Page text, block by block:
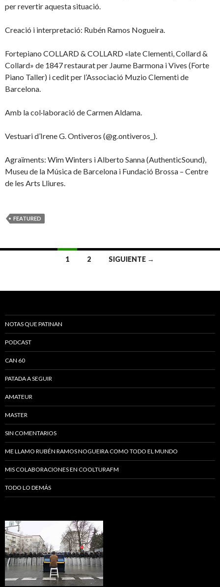
per revertir aquesta situació.
Creació i interpretació: Rubén Ramos Nogueira.
Fortepiano COLLARD & COLLARD «late Clementi, Collard &
Collard» de 1847 restaurat per Jaume Barmona i Vives (Forte
Piano Taller) i cedit per l’Associació Muzio Clementi de
Barcelona.
Amb la col·laboració de Carmen Aldama.
Vestuari d’Irene G. Ontiveros (@g.ontiveros_).
Agraïments: Wim Winters i Alberto Sanna (AuthenticSound),
Museu de la Música de Barcelona i Fundació Brossa – Centre
de les Arts Lliures.
FEATURED
1 2 SIGUIENTE →
NOTAS QUE PATINAN
PODCAST
CAN 60
PATADA A SEGUIR
AMATEUR
MASTER
SIN COMENTARIOS
ME LLAMO RUBÉN RAMOS NOGUEIRA COMO TODO EL MUNDO
MIS COLABORACIONES EN COOLTURAFM
TODO LO DEMÁS